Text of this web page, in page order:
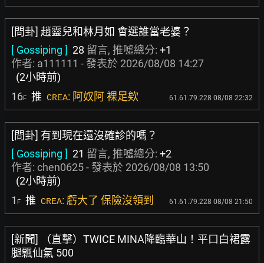
[問卦] 趙靈兒和林月如 會選誰當老婆？
[ Gossiping ] 28 留言, 推噓總分: +1
作者: a111111 - 發表於 2026/08/08 14:27
(2小時前)
16F 推 CREA: 阿奴阿 裸足欸 61.61.79.228 08/08 22:32
[問卦] 有到現在還沒確診的嗎？
[ Gossiping ] 21 留言, 推噓總分: +2
作者: chen0625- 發表於 2026/08/08 13:50
(2小時前)
1 F 推 CREA: 虧大了 保險沒領到 61.61.79.228 08/08 21:50
[新聞] （直擊）TWICE MINA降臨華山！平口白裙露
腿飄仙氣 500